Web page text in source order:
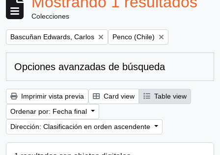
Colecciones
Remove filter:
Bascuñan Edwards, Carlos Remove filter:
Penco (Chile)
Opciones avanzadas de búsqueda
Imprimir vista previa Card view
Table view
Ordenar por: Fecha final
Dirección: Clasificación en orden ascendente